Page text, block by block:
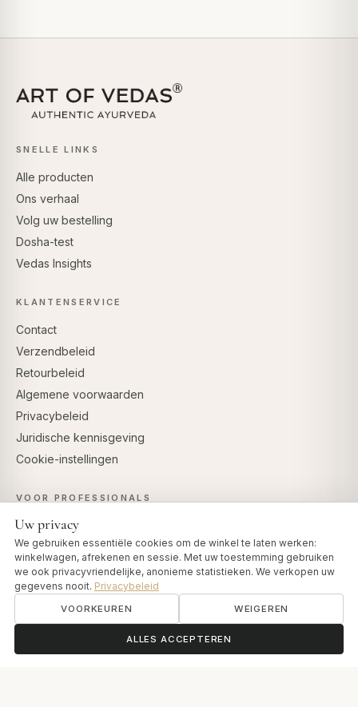
SNELLE LINKS
Alle producten
Ons verhaal
Volg uw bestelling
Dosha-test
Vedas Insights
KLANTENSERVICE
Contact
Verzendbeleid
Retourbeleid
Algemene voorwaarden
Privacybeleid
Juridische kennisgeving
Cookie-instellingen
VOOR PROFESSIONALS
Professioneel account
Partnerprogramma
VEILIG BETALEN
Uw privacy
We gebruiken essentiële cookies om de winkel te laten werken:
winkelwagen, afrekenen en sessie. Met uw toestemming gebruiken
we ook privacyvriendelijke, anonieme statistieken. We verkopen uw
gegevens nooit. Privacybeleid
VOORKEUREN WEIGEREN
ALLES ACCEPTEREN